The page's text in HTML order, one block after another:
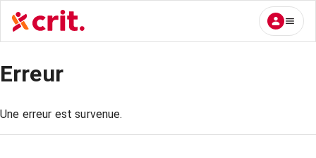
Erreur
Une erreur est survenue.